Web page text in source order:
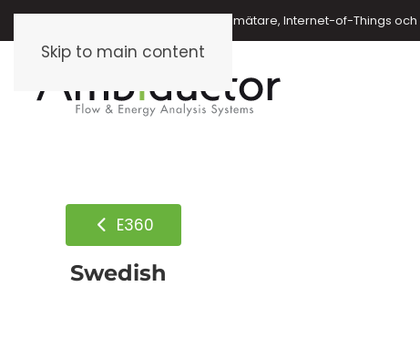
Skip to main content
Energimätare, vattenmätare, oljemätare, Internet-of-Things
E360
Swedish